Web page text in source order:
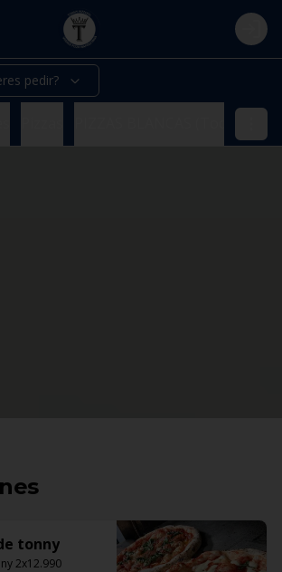
Login
pedir?
tonny
2x12.990